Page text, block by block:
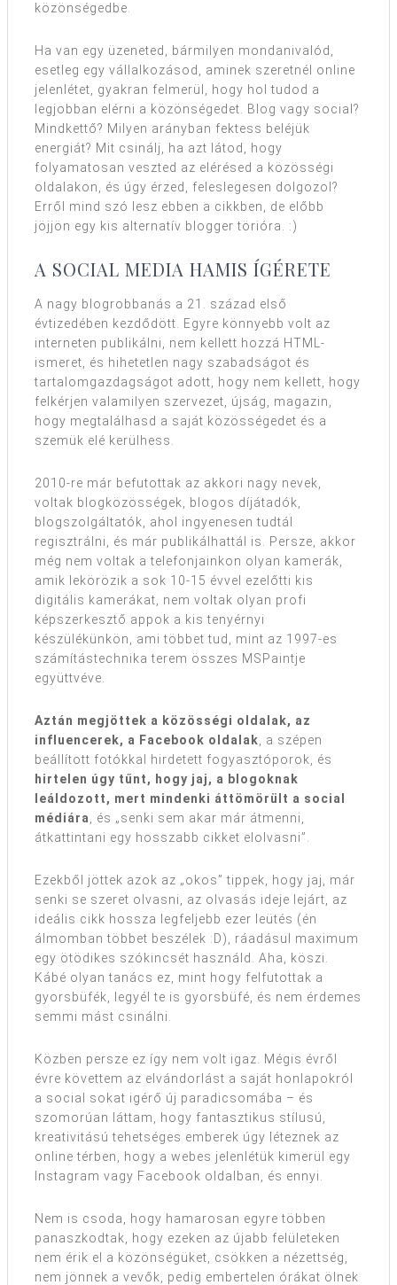
közönségedbe.
Ha van egy üzeneted, bármilyen mondanivalód,
esetleg egy vállalkozásod, aminek szeretnél online
jelenlétet, gyakran felmerül, hogy hol tudod a
legjobban elérni a közönségedet. Blog vagy social?
Mindkettő? Milyen arányban fektess beléjük
energiát? Mit csinálj, ha azt látod, hogy
folyamatosan veszted az elérésed a közösségi
oldalakon, és úgy érzed, feleslegesen dolgozol?
Erről mind szó lesz ebben a cikkben, de előbb
jöjjön egy kis alternatív blogger törióra. :)
A SOCIAL MEDIA HAMIS ÍGÉRETE
A nagy blogrobbanás a 21. század első
évtizedében kezdődött. Egyre könnyebb volt az
interneten publikálni, nem kellett hozzá HTML-
ismeret, és hihetetlen nagy szabadságot és
tartalomgazdagságot adott, hogy nem kellett, hogy
felkérjen valamilyen szervezet, újság, magazin,
hogy megtalálhasd a saját közösségedet és a
szemük elé kerülhess.
2010-re már befutottak az akkori nagy nevek,
voltak blogközösségek, blogos díjátadók,
blogszolgáltatók, ahol ingyenesen tudtál
regisztrálni, és már publikálhattál is. Persze, akkor
még nem voltak a telefonjainkon olyan kamerák,
amik lekörözik a sok 10-15 évvel ezelőtti kis
digitális kamerákat, nem voltak olyan profi
képszerkesztő appok a kis tenyérnyi
készülékünkön, ami többet tud, mint az 1997-es
számítástechnika terem összes MSPaintje
együttvéve.
Aztán megjöttek a közösségi oldalak, az
influencerek, a Facebook oldalak , a szépen
beállított fotókkal hirdetett fogyasztóporok, és
hirtelen úgy tűnt, hogy jaj, a blogoknak
leáldozott, mert mindenki áttömörült a social
médiára
, és „senki sem akar már átmenni,
átkattintani egy hosszabb cikket elolvasni”.
Ezekből jöttek azok az „okos” tippek, hogy jaj, már
senki se szeret olvasni, az olvasás ideje lejárt, az
ideális cikk hossza legfeljebb ezer leütés (én
álmomban többet beszélek :D), ráadásul maximum
egy ötödikes szókincsét használd. Aha, köszi.
Kábé olyan tanács ez, mint hogy felfutottak a
gyorsbüfék, legyél te is gyorsbüfé, és nem érdemes
semmi mást csinálni.
Közben persze ez így nem volt igaz. Mégis évről
évre követtem az elvándorlást a saját honlapokról
a social sokat igérő új paradicsomába – és
szomorúan láttam, hogy fantasztikus stílusú,
kreativitású tehetséges emberek úgy léteznek az
online térben, hogy a webes jelenlétük kimerül egy
Instagram vagy Facebook oldalban, és ennyi.
Nem is csoda, hogy hamarosan egyre többen
panaszkodtak, hogy ezeken az újabb felületeken
nem érik el a közönségüket, csökken a nézettség,
nem jönnek a vevők, pedig embertelen órákat ölnek